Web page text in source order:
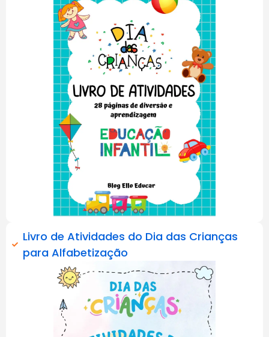
Livro de Atividades do Dia das Crianças
para Alfabetização